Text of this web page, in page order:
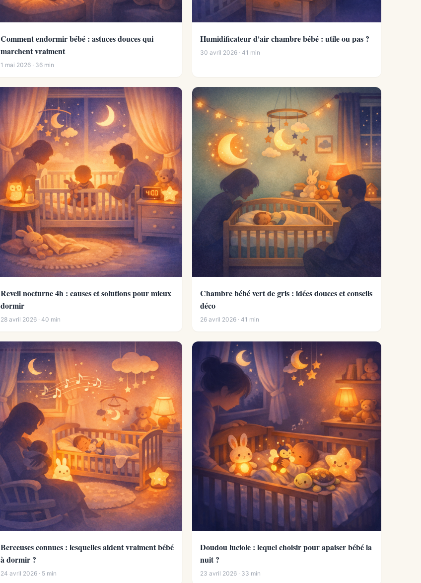
Comment endormir bébé : astuces douces qui
marchent vraiment
1 mai 2026 · 36 min
Humidificateur d'air chambre bébé : utile ou pas ?
30 avril 2026 · 41 min
Reveil nocturne 4h : causes et solutions pour mieux
dormir
28 avril 2026 · 40 min
Chambre bébé vert de gris : idées douces et conseils
déco
26 avril 2026 · 41 min
Berceuses connues : lesquelles aident vraiment bébé
à dormir ?
24 avril 2026 · 5 min
Doudou luciole : lequel choisir pour apaiser bébé la
nuit ?
23 avril 2026 · 33 min